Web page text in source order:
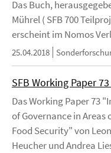
Das Buch,
Mührel ( SFB 700
erscheint im Nomos
25.04.2018
SFB Working Paper
Das Working Paper 73
of Governance in Areas
Food Security" von
Heucher und Andrea